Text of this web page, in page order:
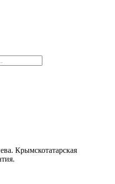
Крымскотатарская